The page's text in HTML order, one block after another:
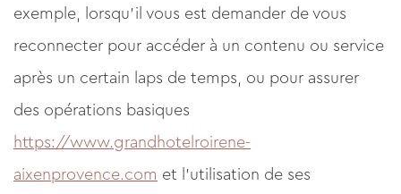
exemple, lorsqu'il vous est demander de vous
reconnecter pour accéder à un contenu ou service
après un certain laps de temps, ou pour assurer
des opérations basiques
https://www.grandhotelroirene-
aixenprovence.com et l'utilisation de ses